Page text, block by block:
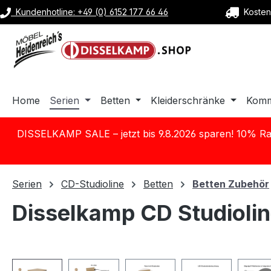
Hauptinhalt springen
Zur Suche springen
Zur Hauptnavigation springen
Kundenhotline: +49 (0) 6152 177 66 46
Home Serien Betten Kleiderschränke
DISSELKAMP SALE – jetzt bis 9.8.2026 sparen! 10%
Serien CD-Studioline Betten Betten Zubehör
Disselkamp CD
Bildergalerie überspringen